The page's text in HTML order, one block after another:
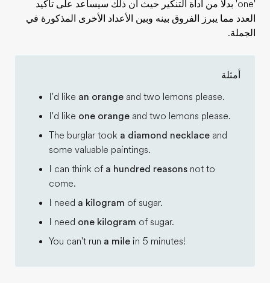
'one' بدلًا من أداة التنكير حيث أن ذلك سيساعد على تأكيد
العدد مما يبرز الفروق بينه وبين الأعداد الأخرى المذكورة في
الجملة.
أمثلة
I'd like an orange and two lemons please.
I'd like one orange and two lemons please.
The burglar took a diamond necklace and
some valuable paintings.
I can think of a hundred reasons not to
come.
I need a kilogram of sugar.
I need one kilogram of sugar.
You can't run a mile in 5 minutes!